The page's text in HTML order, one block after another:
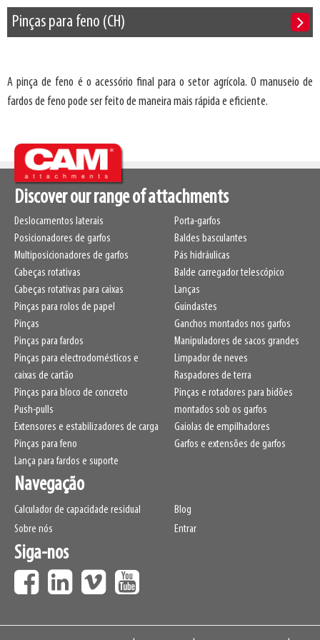
Pinças para feno (CH)
A pinça de feno é o acessório final para o setor agrícola. O manuseio de
fardos de feno pode ser feito de maneira mais rápida e eficiente.
Discover our range of attachments
Deslocamentos laterais
Posicionadores de garfos
Multiposicionadores de garfos
Cabeças rotativas
Cabeças rotativas para caixas
Pinças para rolos de papel
Pinças
Pinças para fardos
Pinças para electrodomésticos e
caixas de cartão
Pinças para bloco de concreto
Push-pulls
Extensores e estabilizadores de carga
Pinças para feno
Lança para fardos e suporte
Porta-garfos
Baldes basculantes
Pás hidráulicas
Balde carregador telescópico
Lanças
Guindastes
Ganchos montados nos garfos
Manipuladores de sacos grandes
Limpador de neves
Raspadores de terra
Pinças e rotadores para bidões
montados sob os garfos
Gaiolas de empilhadores
Garfos e extensões de garfos
Navegação
Calculador de capacidade residual
Sobre nós
Blog
Entrar
Siga-nos